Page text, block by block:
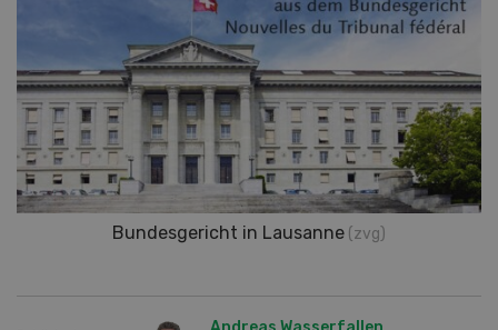
Bundesgericht in Lausanne (zvg)